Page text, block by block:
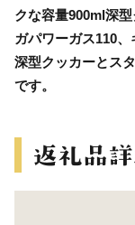
クな容量900ml深
ガパワーガス110
深型クッカーとス
です。